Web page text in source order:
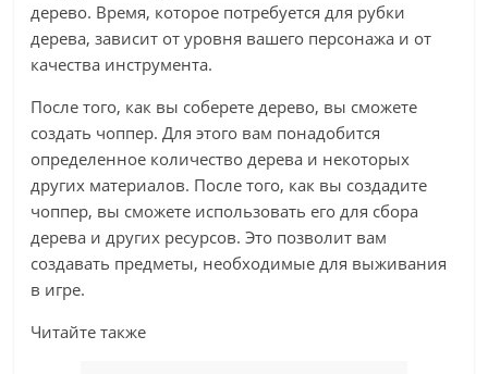
дерево. Время, которое потребуется для рубки
дерева, зависит от уровня вашего персонажа и от
качества инструмента.
После того, как вы соберете дерево, вы сможете
создать чоппер. Для этого вам понадобится
определенное количество дерева и некоторых
других материалов. После того, как вы создадите
чоппер, вы сможете использовать его для сбора
дерева и других ресурсов. Это позволит вам
создавать предметы, необходимые для выживания
в игре.
Читайте также